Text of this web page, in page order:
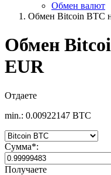
Обмен валют
Обмен Bitcoin BTC
Обмен
EUR
Отдаете
min.: 0.00922147 BTC
Сумма*:
Получаете